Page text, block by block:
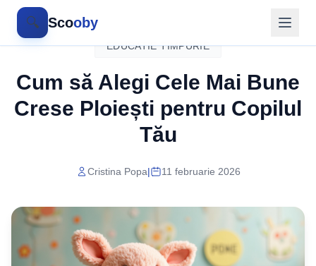
🔍 Scooby
EDUCATIE TIMPURIE
Cum să Alegi Cele Mai Bune
Crese Ploiești pentru Copilul
Tău
Cristina Popa| 11 februarie 2026